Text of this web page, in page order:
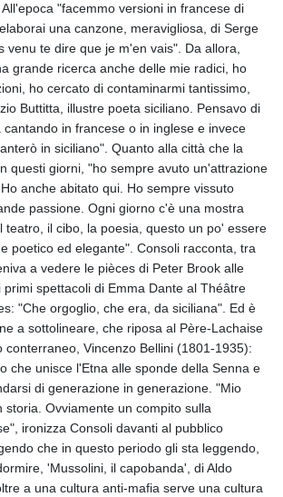
"facemmo versioni in francese di
una canzone, meravigliosa, di Serge
venu te dire que je m'en vais". Da allora,
grande ricerca anche delle mie radici, ho
ho cercato di contaminarmi tantissimo,
Buttitta, illustre poeta siciliano. Pensavo di
in francese o in inglese e invece
in siciliano". Quanto alla città che la
questi giorni, "ho sempre avuto un'attrazione
anche abitato qui. Ho sempre vissuto
passione. Ogni giorno c'è una mostra
teatro, il cibo, la poesia, questo un po' essere
poetico ed elegante". Consoli racconta, tra
a vedere le pièces di Peter Brook alle
primi spettacoli di Emma Dante al Théâtre
"Che orgoglio, che era, da siciliana". Ed è
a sottolineare, che riposa al Père-Lachaise
conterraneo, Vincenzo Bellini (1801-1935):
che unisce l'Etna alle sponde della Senna e
di generazione in generazione. "Mio
storia. Ovviamente un compito sulla
ironizza Consoli davanti al pubblico
che in questo periodo gli sta leggendo,
'Mussolini, il capobanda', di Aldo
a una cultura anti-mafia serve una cultura